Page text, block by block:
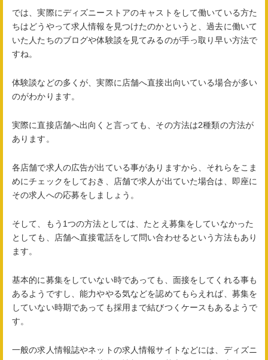
では、実際にディズニーストアのキャストをして働いている方た
ちはどうやって求人情報を見つけたのかというと、過去に働いて
いた人たちのブログや体験談を見てみるのが手っ取り早い方法で
すね。
体験談などの多くが、実際に店舗へ直接出向いている場合が多い
のがわかります。
実際に直接店舗へ出向くと言っても、その方法は2種類の方法が
あります。
各店舗で求人の広告が出ている事がありますから、それらをこま
めにチェックをしておき、店舗で求人が出ていた場合は、即座に
その求人への応募をしましょう。
そして、もう1つの方法としては、たとえ募集をしていなかった
としても、店舗へ直接電話をして問い合わせるという方法もあり
ます。
基本的に募集をしていない時であっても、面接をしてくれる事も
あるようですし、能力ややる気などを認めてもらえれば、募集を
していない時期であっても採用まで結びつくケースもあるようで
す。
一般の求人情報誌やネットの求人情報サイトなどには、ディズニ